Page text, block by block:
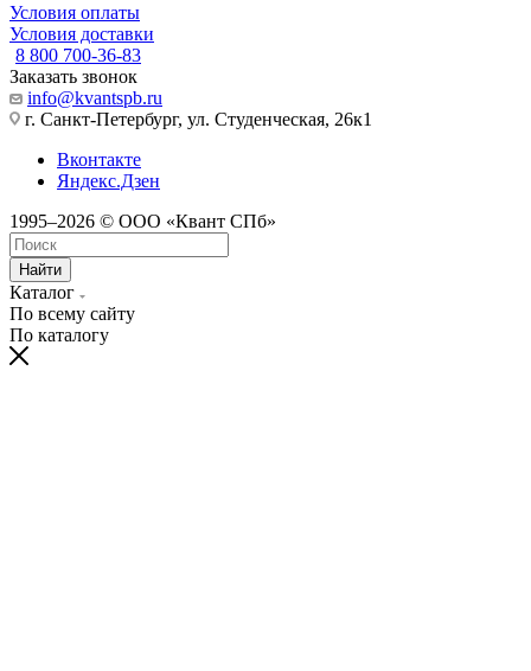
Условия оплаты
Условия доставки
8 800 700-36-83
Заказать звонок
info@kvantspb.ru
г. Санкт-Петербург, ул. Студенческая, 26к1
Вконтакте
Яндекс.Дзен
1995–2026 © ООО «Квант СПб»
Найти
Каталог
По всему сайту
По каталогу